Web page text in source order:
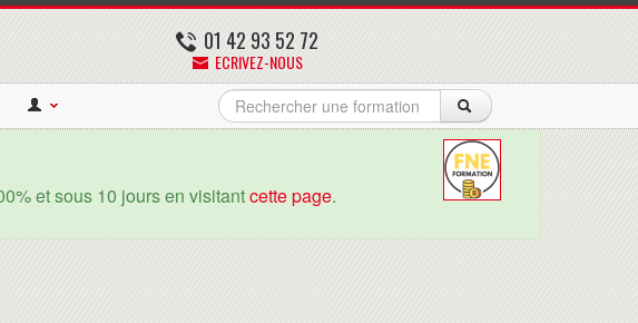
01 42 93 52 72
ECRIVEZ-NOUS
et sous 10 jours en visitantcette page.